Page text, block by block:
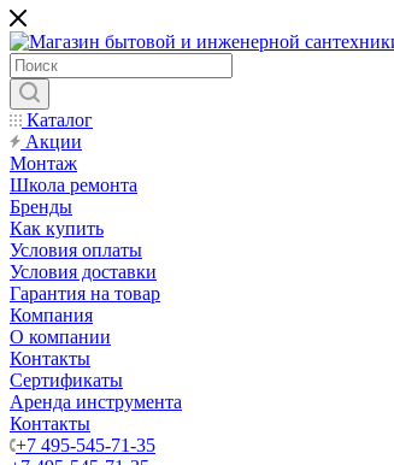
Каталог
Акции
Монтаж
Школа ремонта
Бренды
Как купить
Условия оплаты
Условия доставки
Гарантия на товар
Компания
О компании
Контакты
Сертификаты
Аренда инструмента
Контакты
+7 495-545-71-35